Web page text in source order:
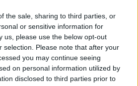
the sale, sharing to third parties, or
or sensitive information for
us, please use the below opt-out
selection. Please note that after your
you may continue seeing
on personal information utilized by
disclosed to third parties prior to